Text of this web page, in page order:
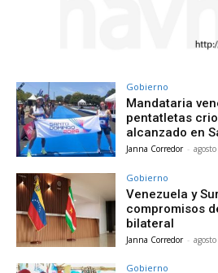
Gobierno
Mandataria
pentatletas
alcanzado en
Janna Corredor -
Gobierno
Venezuela y
compromisos
bilateral
Janna Corredor -
Gobierno